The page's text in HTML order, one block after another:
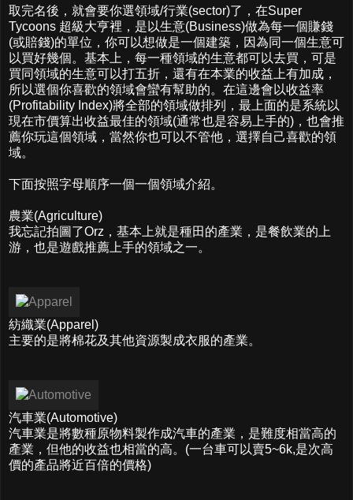
取完名後，就會要你選領域/行業(sector)了，在Super
Tycoons 超級大亨裡，是以生意(Business)做為每一個賺錢
(或賠錢)的單位，你可以想做是一個建築，因為同一個生意可
以買好幾個。基本上，每一種領域的生意都可以去買，可是
買同領域的生意可以打五折，還有在本業的收益上有加成，
所以選個你喜歡的領域會蠻有幫助的。在這邊會以收益率
(Profitability Index)將全部的領域做排列，最上面的是系統以
現在市價算出收益最佳的領域(通常也是容易上手的)，也會推
薦你玩這個領域，當然你也可以不管他，選擇自己喜歡的領
域。
下面按照字母順序一個一個領域介紹。
農業(Agriculture)
我忘記拍圖了Orz，基本上就是種田的產業，是餐飲業的上
游，也是遊戲推薦上手的領域之一。
紡織業(Apparel)
主要的是將棉花及其他資源製成衣服的產業。
汽車業(Automotive)
汽車業是將數種原物料製作成汽車的產業，是難度相當高的
產業，但他的收益也相當的高。(一台車可以賣5~6k,是次高
價的產品將近百倍的價格)